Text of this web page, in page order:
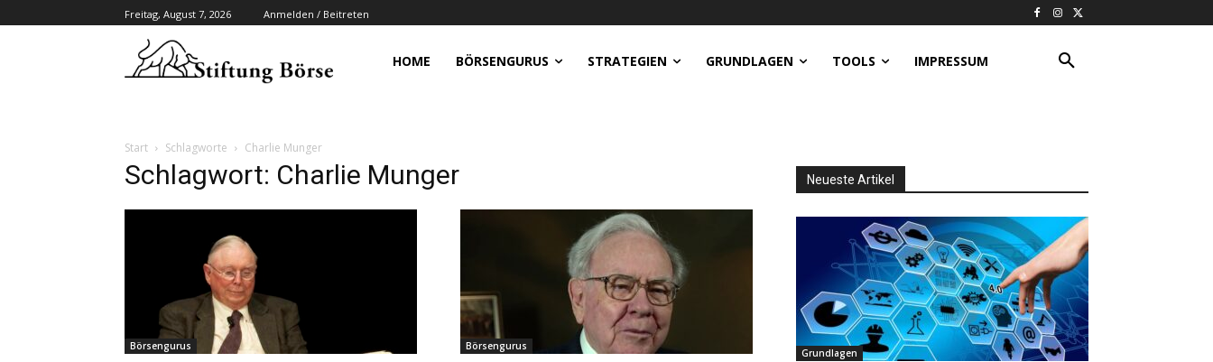
Freitag, August 7, 2026 Anmelden / Beitreten
HOME BÖRSENGURUS STRATEGIEN GRUNDLAGEN TOOLS IMPRESSUM
Start Schlagworte Charlie Munger
Schlagwort: Charlie Munger
Börsengurus Börsengurus
Neueste Artikel
Grundlagen